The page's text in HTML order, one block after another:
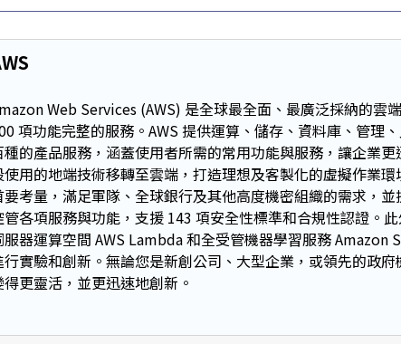
Web Services (AWS) 是全球最全面、最廣泛採納的雲
項功能完整的服務。AWS 提供運算、儲存、資料庫、管理
種的產品服務，涵蓋使用者所需的常用功能與服務，讓企業
使用的地端技術移轉至雲端，打造理想及客製化的虛擬作業
要考量，滿足軍隊、全球銀行及其他高度機密組織的需求，
管各項服務與功能，支援 143 項安全性標準和合規性認證。
服器運算空間 AWS Lambda 和全受管機器學習服務 Amazon
行實驗和創新。無論您是新創公司、大型企業，或領先的政府
得更靈活，並更迅速地創新。